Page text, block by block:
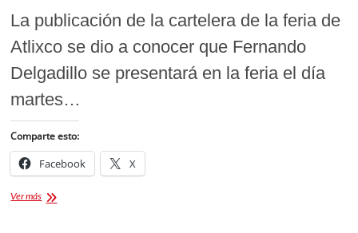
La publicación de la cartelera de la feria de
Atlixco se dio a conocer que Fernando
Delgadillo se presentará en la feria el día
martes…
Comparte esto:
Facebook X
Ver másFERNANDO